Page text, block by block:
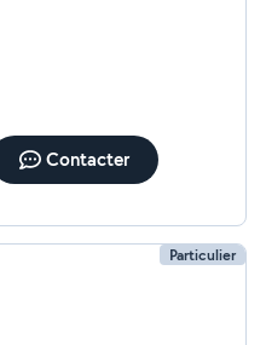
Contacter
Particulier